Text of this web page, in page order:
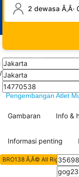
2 dewasa Ã‚Â·
BRO138
/
SITUS BRO138
BRO138 : MBH Bank
Pengembangan Atlet
Gambaran Info &
Informasi penting
BRO138 Ã‚Â© All Rights